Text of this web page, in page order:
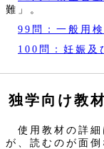
難」。
99問：一般用
100問：妊娠及
独学向け教
使用教材の詳細
が、読むのが面